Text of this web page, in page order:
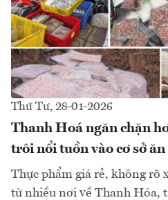
Thứ Tư, 28-01-2026
Thanh Hoá ngăn chặn
trôi nổi tuồn vào cơ sở
Thực phẩm giá rẻ, không rõ
từ nhiều nơi về Thanh Hóa,